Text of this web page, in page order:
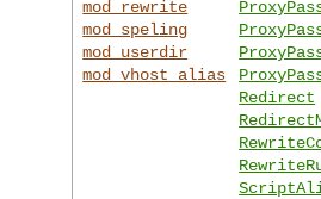
mod_rewrite
mod_speling
mod_userdir
mod_vhost_alias
Redirect